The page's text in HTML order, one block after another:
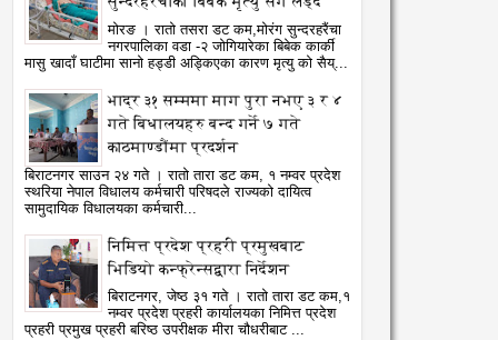
Aug
अधिकार संरक्षणका लागि
१६ बुँदे सुझाव, कानुन
जोड
RatoTara 8/1/2026
05 Aug
2026
नेपाल आयल निगमको प्रादेशिक
कार्यालयमा छापा
मोरङ । रातो तसरा डट कम,मोरंग सुन्दरहरैंचा
नगरपालिका वडा -२ जोगियारेका बिबेक कार्की
मासु खादाँ घाटीमा सानो हड्डी अड्किएका कारण मृत्यु को सैय्...
भाद्र ३१ सम्ममा माग पुरा नभए ३ र ४
गते बिधालयहरु बन्द गर्ने ७ गते
काठमाण्डौंमा प्रदर्शन
बिराटनगर साउन २४ गते । रातो तारा डट कम, १ नम्वर प्रदेश
स्थरिया नेपाल विधालय कर्मचारी परिषदले राज्यको दायित्व
सामुदायिक विधालयका कर्मचारी...
निमित्त प्रदेश प्रहरी प्रमुखबाट
भिडियो कन्फ्रेन्सद्वारा निर्देशन
बिराटनगर, जेष्ठ ३१ गते । रातो तारा डट कम,१
नम्वर प्रदेश प्रहरी कार्यालयका निमित्त प्रदेश
प्रहरी प्रमुख प्रहरी बरिष्ठ उपरीक्षक मीरा चौधरीबाट ...